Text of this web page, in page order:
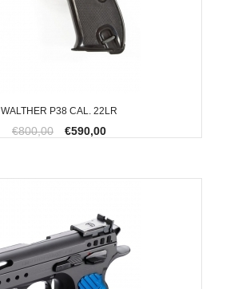
WALTHER P38 CAL. 22LR
€800,00 €590,00